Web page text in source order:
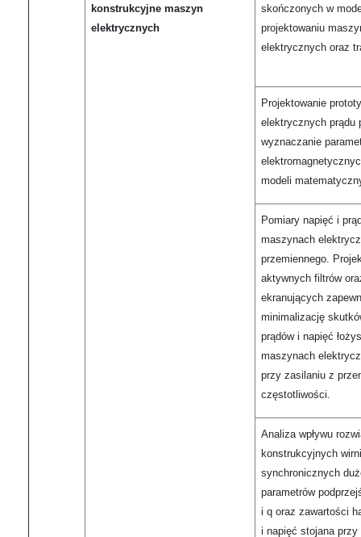
konstrukcyjne maszyn
elektrycznych
skończonych w
projektowaniu
elektrycznych oraz
Projektowanie
elektrycznych prądu
wyznaczanie
modeli
Pomiary napięć i
maszynach
przemiennego.
aktywnych filtrów
ekranujących
minimalizację
prądów i napięć
maszynach
przy zasilaniu z
częstotliwości.
Analiza wpływu
konstrukcyjnych
synchronicznych
parametrów
i q oraz zawartości
i napięć stojana przy